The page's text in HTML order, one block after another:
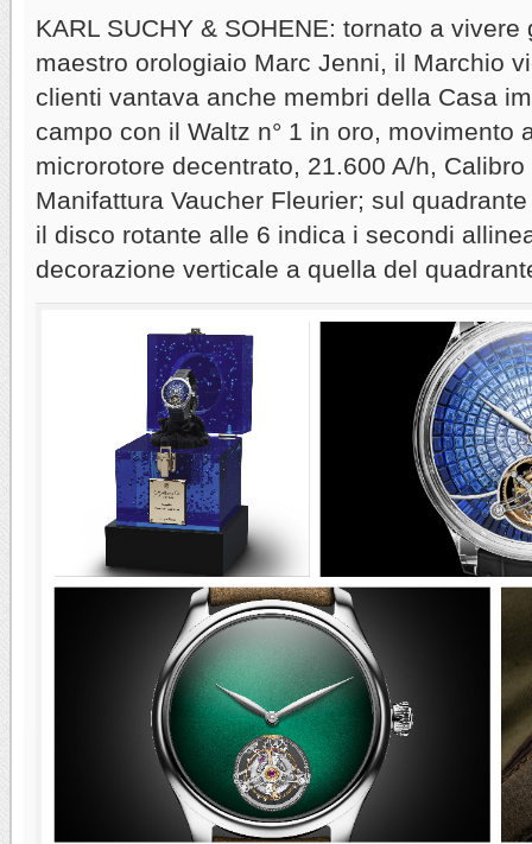
KARL SUCHY & SOHENE: tornato a
maestro orologiaio Marc Jenni, il Marchio
clienti vantava anche membri della Casa
campo con il Waltz n° 1 in oro, movimento
microrotore decentrato, 21.600 A/h,
Manifattura Vaucher Fleurier; sul
il disco rotante alle 6 indica i secondi
decorazione verticale a quella del